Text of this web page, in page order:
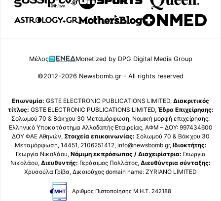
Μέλος Monetized by DPG Digital Media Group
©2012-2026 Newsbomb.gr - All rights reserved
Επωνυμία: GSTE ELECTRONIC PUBLICATIONS LIMITED, Διακριτικός
τίτλος: GSTE ELECTRONIC PUBLICATIONS LIMITED, Έδρα Επιχείρησης:
Σολωμού 70 & Βάκχου 30 Μεταμόρφωση, Νομική μορφή επιχείρησης:
Ελληνικό Υποκατάστημα Αλλοδαπής Εταιρείας, ΑΦΜ – ΔΟΥ: 997434600
ΔΟΥ ΦΑΕ Αθηνών, Στοιχεία επικοινωνίας: Σολωμού 70 & Βάκχου 30
Μεταμόρφωση, 14451, 2106251412, info@newsbomb.gr, Ιδιοκτήτης:
Γεωργία Νικολάου, Νόμιμη εκπρόσωπος / Διαχειρίστρια: Γεωργία
Νικολάου, Διευθυντής: Γεράσιμος Πολλάτος, Διευθύντρια σύνταξης:
Χρυσούλα Γρίβα, Δικαιούχος domain name: ZYRIANO LIMITED
Αριθμός Πιστοποίησης Μ.Η.Τ. 242188